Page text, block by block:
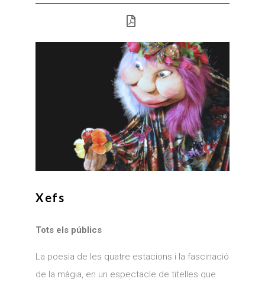
Xefs
Tots els públics
La poesia de les quatre estacions i la fascinació
de la màgia, en un espectacle de titelles que